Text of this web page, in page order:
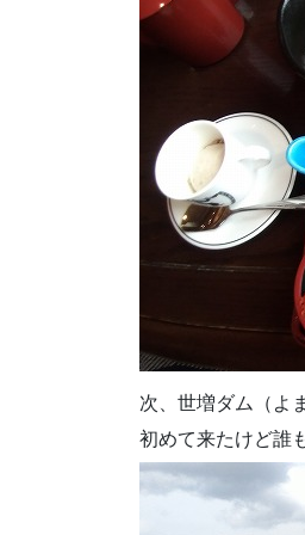
次、世増ダム（よ
初めて来たけど誰